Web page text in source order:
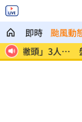
即時 颱風動
送
盤前／台指夜
彈